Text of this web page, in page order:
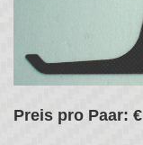
Preis pro Paar: